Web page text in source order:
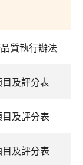
質執行辦法
及評分表
及評分表
及評分表